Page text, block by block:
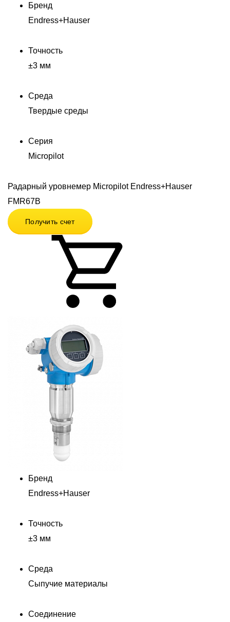
Бренд
Endress+Hauser
Точность
±3 мм
Среда
Твердые среды
Серия
Micropilot
Радарный уровнемер Micropilot Endress+Hauser
FMR67B
Получить счет
Бренд
Endress+Hauser
Точность
±3 мм
Среда
Сыпучие материалы
Соединение